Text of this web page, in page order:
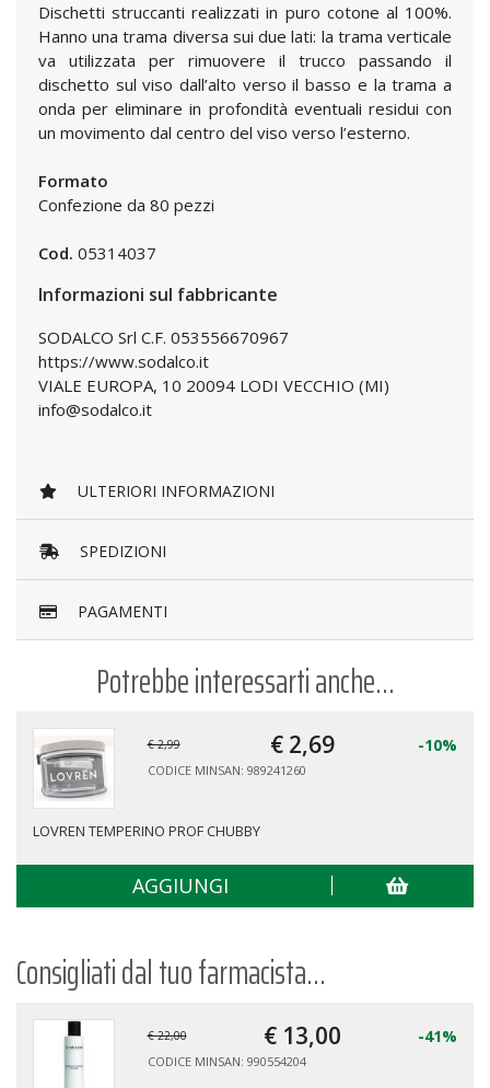
Dischetti struccanti realizzati in puro cotone al 100%.
Hanno una trama diversa sui due lati: la trama verticale
va utilizzata per rimuovere il trucco passando il
dischetto sul viso dall’alto verso il basso e la trama a
onda per eliminare in profondità eventuali residui con
un movimento dal centro del viso verso l’esterno.
Formato
Confezione da 80 pezzi
Cod. 05314037
Informazioni sul fabbricante
SODALCO Srl C.F. 053556670967
https://www.sodalco.it
VIALE EUROPA, 10 20094 LODI VECCHIO (MI)
info@sodalco.it
ULTERIORI INFORMAZIONI
SPEDIZIONI
PAGAMENTI
Potrebbe interessarti anche...
€ 2,99 € 2,69 -10%
CODICE MINSAN: 989241260
LOVREN TEMPERINO PROF CHUBBY
AGGIUNGI
Consigliati dal tuo farmacista...
€ 22,00 € 13,00 -41%
CODICE MINSAN: 990554204